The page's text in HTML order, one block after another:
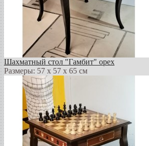
Шахматный стол "Гамбит" орех
Размеры: 57 х 57 х 65 см